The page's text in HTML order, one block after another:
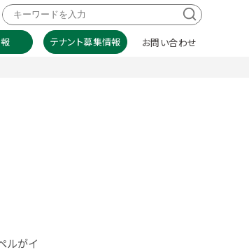
テナント募集情報 お問い合わせ
ルがイ